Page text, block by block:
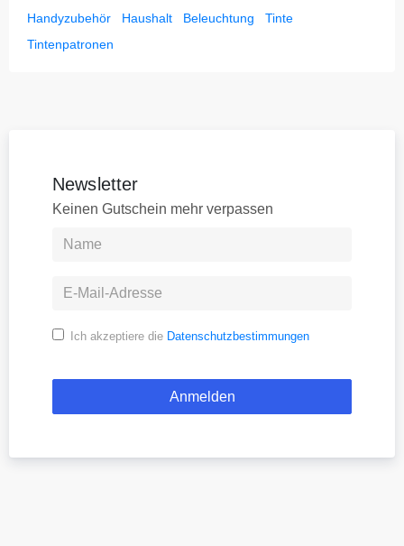
Handyzubehör
Haushalt Beleuchtung
Tinte
Tintenpatronen
Newsletter
Keinen Gutschein mehr verpassen
Ich akzeptiere die Datenschutzbestimmungen